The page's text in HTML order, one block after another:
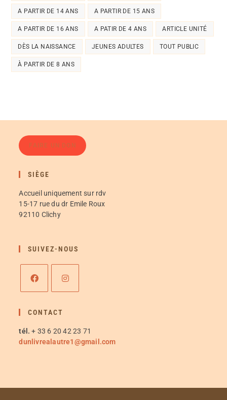
A PARTIR DE 14 ANS A PARTIR DE 15 ANS
A PARTIR DE 16 ANS A PATIR DE 4 ANS ARTICLE UNITÉ
DÈS LA NAISSANCE JEUNES ADULTES TOUT PUBLIC
À PARTIR DE 8 ANS
FAIRE UN DON
SIÈGE
Accueil uniquement sur rdv
15-17 rue du dr Emile Roux
92110 Clichy
SUIVEZ-NOUS
CONTACT
tél. + 33 6 20 42 23 71
dunlivrealautre1@gmail.com